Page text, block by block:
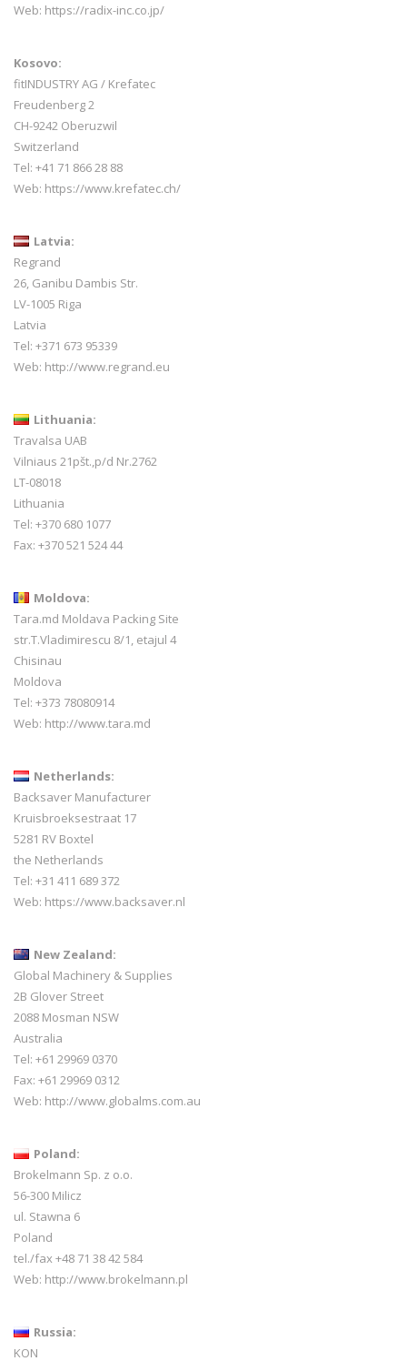
Web: https://radix-inc.co.jp/
Kosovo:
fitINDUSTRY AG / Krefatec
Freudenberg 2
CH-9242 Oberuzwil
Switzerland
Tel: +41 71 866 28 88
Web: https://www.krefatec.ch/
Latvia:
Regrand
26, Ganibu Dambis Str.
LV-1005 Riga
Latvia
Tel: +371 673 95339
Web: http://www.regrand.eu
Lithuania:
Travalsa UAB
Vilniaus 21pšt.,p/d Nr.2762
LT-08018
Lithuania
Tel: +370 680 1077
Fax: +370 521 524 44
Moldova:
Tara.md Moldava Packing Site
str.T.Vladimirescu 8/1, etajul 4
Chisinau
Moldova
Tel: +373 78080914
Web: http://www.tara.md
Netherlands:
Backsaver Manufacturer
Kruisbroeksestraat 17
5281 RV Boxtel
the Netherlands
Tel: +31 411 689 372
Web: https://www.backsaver.nl
New Zealand:
Global Machinery & Supplies
2B Glover Street
2088 Mosman NSW
Australia
Tel: +61 29969 0370
Fax: +61 29969 0312
Web: http://www.globalms.com.au
Poland:
Brokelmann Sp. z o.o.
56-300 Milicz
ul. Stawna 6
Poland
tel./fax +48 71 38 42 584
Web: http://www.brokelmann.pl
Russia:
KON